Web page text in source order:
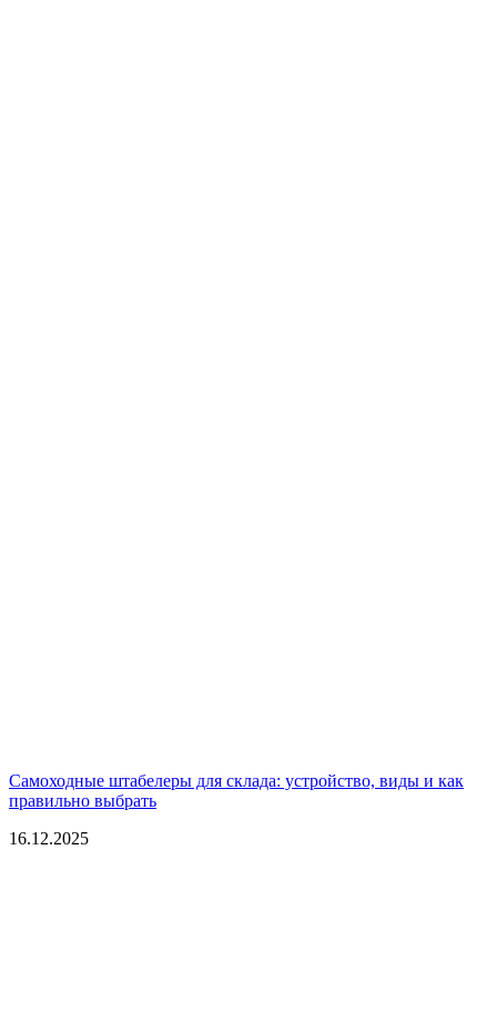
Самоходные штабелеры для склада: устройство, виды и как
правильно выбрать
16.12.2025